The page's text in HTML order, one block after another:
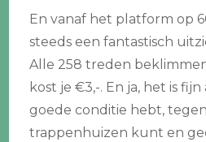
En vanaf het platform op
steeds een fantastisch
Alle 258 treden
kost je €3,-. En ja, het is
goede conditie hebt,
trappenhuizen kunt en